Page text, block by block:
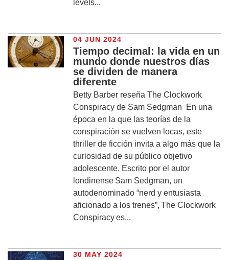
levels...
04 JUN 2024
Tiempo decimal: la vida en un
mundo donde nuestros días
se dividen de manera
diferente
Betty Barber reseña The Clockwork
Conspiracy de Sam Sedgman En una
época en la que las teorías de la
conspiración se vuelven locas, este
thriller de ficción invita a algo más que la
curiosidad de su público objetivo
adolescente. Escrito por el autor
londinense Sam Sedgman, un
autodenominado “nerd y entusiasta
aficionado a los trenes”, The Clockwork
Conspiracy es...
30 MAY 2024